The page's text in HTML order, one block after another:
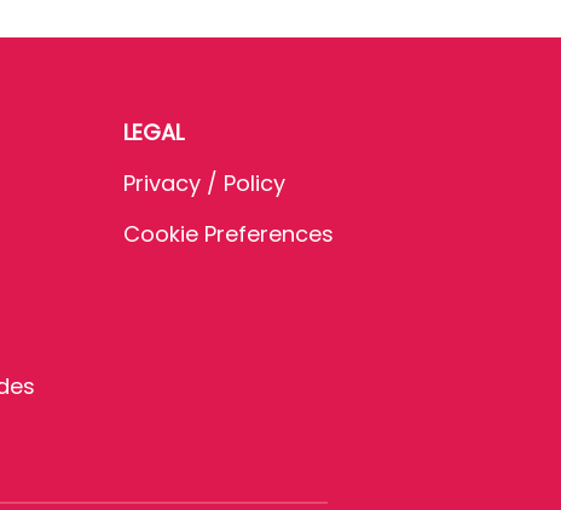
LEGAL
Privacy / Policy
Cookie Preferences